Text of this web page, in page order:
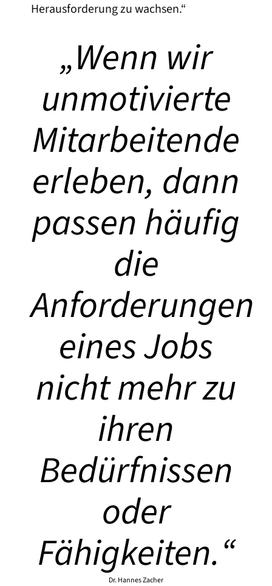
Herausforderung zu wachsen.“
„Wenn wir
unmotivierte
Mitarbeitende
erleben, dann
passen häufig
die
Anforderungen
eines Jobs
nicht mehr zu
ihren
Bedürfnissen
oder
Fähigkeiten.“
Dr. Hannes Zacher